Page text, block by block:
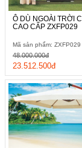
Ô DÙ NGOÀI TRỜI
CAO CẤP ZXFP029
Mã sản phẩm: ZXFP029
23.512.500đ
48.000.000đ